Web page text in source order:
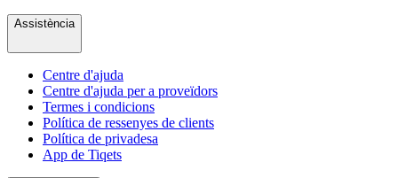
Assistència
Centre d'ajuda
Centre d'ajuda per a proveïdors
Termes i condicions
Política de ressenyes de clients
Política de privadesa
App de Tiqets